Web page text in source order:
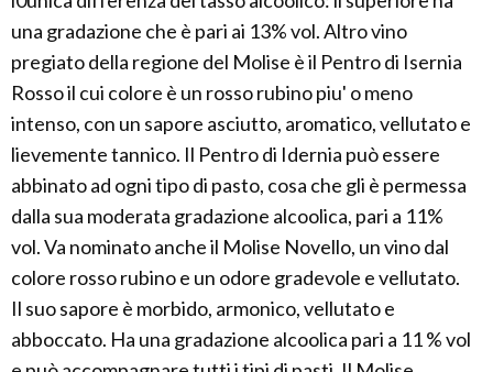
una gradazione che è pari ai 13% vol. Altro vino
pregiato della regione del Molise è il Pentro di Isernia
Rosso il cui colore è un rosso rubino piu' o meno
intenso, con un sapore asciutto, aromatico, vellutato e
lievemente tannico. Il Pentro di Idernia può essere
abbinato ad ogni tipo di pasto, cosa che gli è permessa
dalla sua moderata gradazione alcoolica, pari a 11%
vol. Va nominato anche il Molise Novello, un vino dal
colore rosso rubino e un odore gradevole e vellutato.
Il suo sapore è morbido, armonico, vellutato e
abboccato. Ha una gradazione alcoolica pari a 11 % vol